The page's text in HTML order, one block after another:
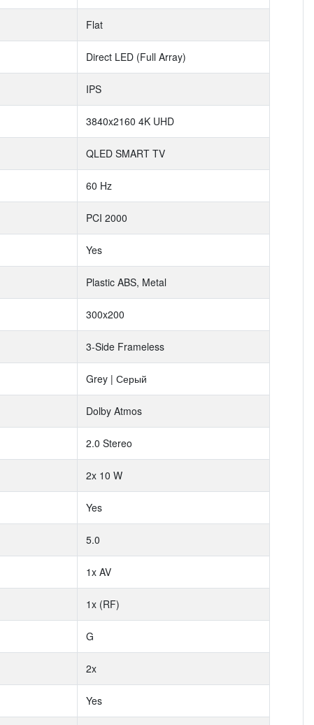
Flat
Direct LED (Full Array)
IPS
3840x2160 4K UHD
QLED SMART TV
60 Hz
PCI 2000
Yes
Plastic ABS, Metal
300x200
3-Side Frameless
Grey | Серый
Dolby Atmos
2.0 Stereo
2x 10 W
Yes
5.0
1x AV
1x (RF)
G
2x
Yes